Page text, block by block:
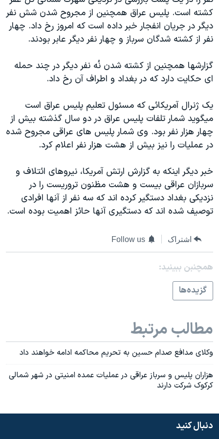
فرهنگ و زندگی
حقوق شهروندی
اقتصادی
علم و فناوری
اسرائیل در جنگ
آرشیو پخش زنده
مستندها
انتخابات ریاست جمهوری آمریکا ۲۰۲۴
حمله جمهوری اسلامی به اسرائیل
رمز مهسا
ورزش زنان در ایران
مجموعه مستندهای دادخواهی
تریبونال مردمی آبان ۹۸
دادگاه حمید نوری
چهل سال گروگان‌گیری
قانون شفافیت دارائی کادر رهبری ایران
اعتراضات مردمی آبان ۹۸
نرگس محمدی برنده جایزه نوبل صلح
صفحه‌های ویژه
سفر پرزیدنت ترامپ به چین
دنبال کنید
زبانهای مختلف
کشته است. پليس عراق همچنين از مجروح شدن شش نفر
ديگر در جريان انفجار خبر داده است که امروز رخ داد. چهار
نفر از کشته شدگان سرباز و چهار نفر ديگر عابر بودند.
گزارشها همچنين از کشته شدن نُه نفر ديگر در چند حمله
ای حکايت دارد که در بغداد و اطراف آن رخ داد.
يک ژنرال آمريکائی که مسئول تعليم پليس عراق است
ميگويد شمار تلفات پليس عراق در دو سال گذشته بيش از
چهار هزار نفر بود. وی شمار پليس های عراقی مجروح شده
در عمليات را نيز بيش از هشت هزار نفر اعلام کرد.
خبر ديگر اينکه به گزارش ارتش آمريکا، نيروهای ائتلاف و
سربازان عراقی بيست و هشت مظنون تروريست را در
نزديکی بغداد دستگير کرده اند که سه نفر از آنها افرادی
توصيف شده اند که دستگيری آنها حائز اهميت بوده است.
اشتراک Follow us
همچنبن ببینید:
گزيده‌ها
مطالب مرتبط
وکلای مدافع صدام حسين به تحريم محاکمه ادامه خواهند داد
هزاران پليس و سرباز عراقی در عمليات عمده امنيتی در شهر شمالی
کرکوک شرکت دارند
دنبال کنید